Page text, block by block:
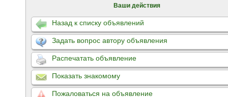
Ваши действия
Назад к списку объявлений
Задать вопрос автору объявления
Распечатать объявление
Показать знакомому
Пожаловаться на объявление